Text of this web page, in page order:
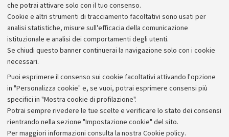
che potrai attivare solo con il tuo consenso.
Cookie e altri strumenti di tracciamento facoltativi sono usati per
analisi statistiche, misure sull'efficacia della comunicazione
istituzionale e analisi dei comportamenti degli utenti.
Se chiudi questo banner continuerai la navigazione solo con i cookie
necessari.
Puoi esprimere il consenso sui cookie facoltativi attivando l'opzione
in "Personalizza cookie" e, se vuoi, potrai esprimere consensi più
specifici in "Mostra cookie di profilazione".
Potrai sempre rivedere le tue scelte e verificare lo stato dei consensi
rientrando nella sezione "Impostazione cookie" del sito.
Per maggiori informazioni consulta la nostra Cookie policy.
Piano strategico
Bilanci
Donazioni e 5x1000
Bandi, gare e concorsi
Albo online
Amministrazione trasparente
Atti di notifica